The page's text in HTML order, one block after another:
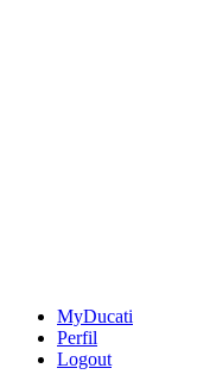
MyDucati
Perfil
Logout